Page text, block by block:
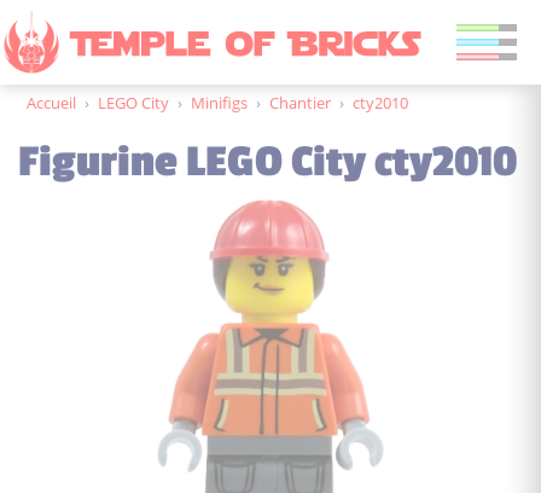
Accueil › LEGO City › Minifigs › Chantier › cty2010
Figurine LEGO City cty2010